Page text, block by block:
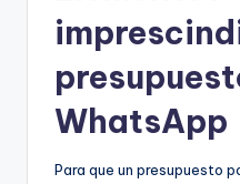
WhatsApp
Para que un presupuesto